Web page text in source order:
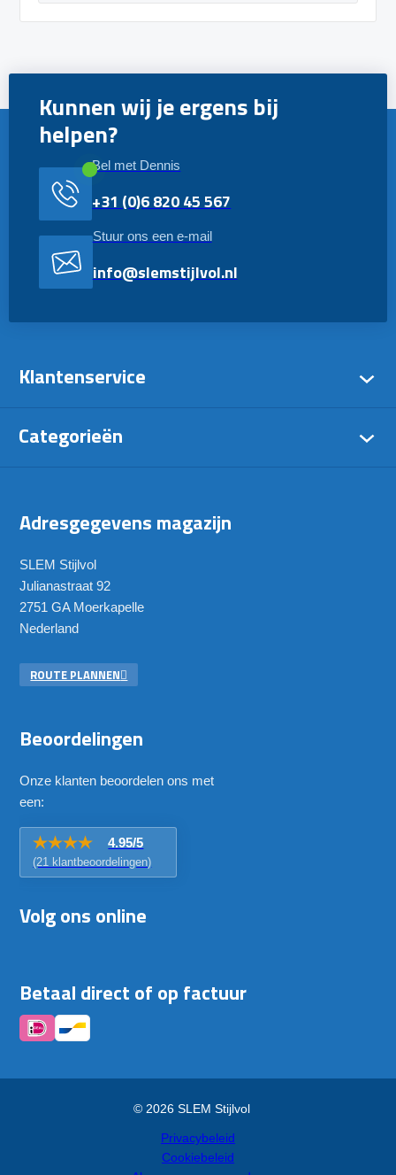
Kunnen wij je ergens bij
helpen?
Bel met Dennis
+31 (0)6 820 45 567
Stuur ons een e-mail
info@slemstijlvol.nl
Klantenservice
Veelgestelde vragen
Categorieën
Adresgegevens magazijn
SLEM Stijlvol
Julianastraat 92
2751 GA Moerkapelle
Nederland
ROUTE PLANNEN
Beoordelingen
Onze klanten beoordelen ons met
een:
4.95/5
(21 klantbeoordelingen)
Volg ons online
Betaal direct of op factuur
© 2026 SLEM Stijlvol
Privacybeleid
Cookiebeleid